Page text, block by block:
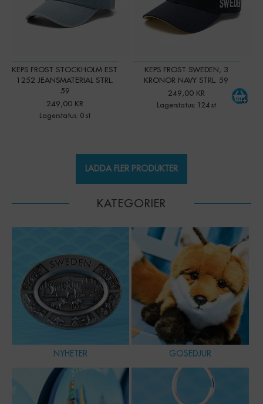
KEPS FROST STOCKHOLM EST.
1252 JEANSMATERIAL STRL.
59
249,00 KR
Lagerstatus: 0 st
KEPS FROST SWEDEN, 3
KRONOR NAVY STRL. 59
249,00 KR
Lagerstatus: 124 st
LADDA FLER PRODUKTER
KATEGORIER
NYHETER GOSEDJUR